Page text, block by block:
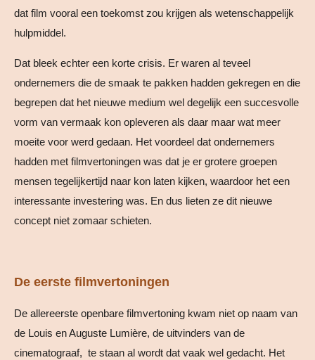
dat film vooral een toekomst zou krijgen als wetenschappelijk
hulpmiddel.
Dat bleek echter een korte crisis. Er waren al teveel
ondernemers die de smaak te pakken hadden gekregen en die
begrepen dat het nieuwe medium wel degelijk een succesvolle
vorm van vermaak kon opleveren als daar maar wat meer
moeite voor werd gedaan. Het voordeel dat ondernemers
hadden met filmvertoningen was dat je er grotere groepen
mensen tegelijkertijd naar kon laten kijken, waardoor het een
interessante investering was. En dus lieten ze dit nieuwe
concept niet zomaar schieten.
De eerste filmvertoningen
De allereerste openbare filmvertoning kwam niet op naam van
de Louis en Auguste Lumière, de uitvinders van de
cinematograaf, te staan al wordt dat vaak wel gedacht. Het